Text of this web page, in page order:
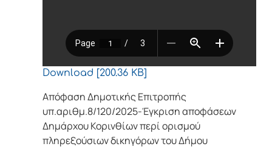
Download [200.36 KB]
Απόφαση Δημοτικής Επιτροπής
υπ.αριθμ.8/120/2025-Έγκριση αποφάσεων
Δημάρχου Κορινθίων περί ορισμού
πληρεξούσιων δικηγόρων του Δήμου